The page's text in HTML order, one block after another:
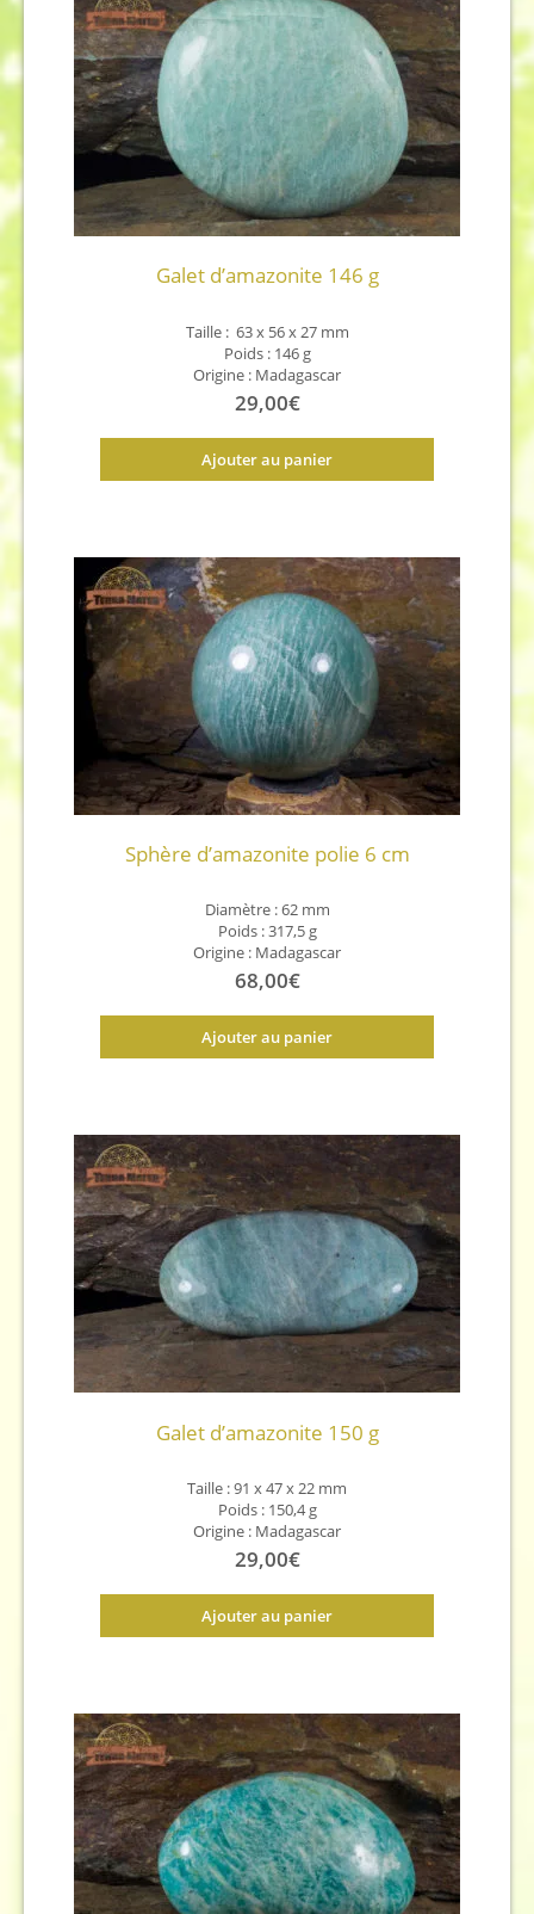
Galet d’amazonite 146 g
Taille : 63 x 56 x 27 mm
Poids : 146 g
Origine : Madagascar
29,00€
Ajouter au panier
Sphère d’amazonite polie 6 cm
Diamètre : 62 mm
Poids : 317,5 g
Origine : Madagascar
68,00€
Ajouter au panier
Galet d’amazonite 150 g
Taille : 91 x 47 x 22 mm
Poids : 150,4 g
Origine : Madagascar
29,00€
Ajouter au panier